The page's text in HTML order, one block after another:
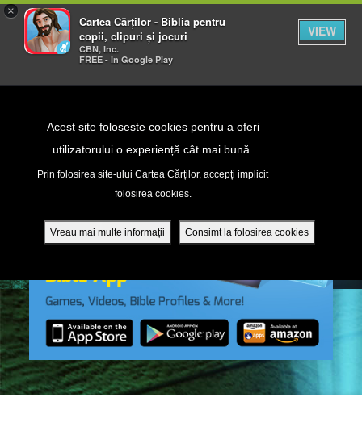
×
Cartea Cărților - Biblia pentru
copii, clipuri și jocuri
CBN, Inc.
FREE - In Google Play
VIEW
Acest site folosește cookies pentru a oferi
utilizatorului o experiență cât mai bună.
Prin folosirea site-ului Cartea Cărților, accepți implicit
folosirea cookies.
Vreau mai multe informații Consimt la folosirea cookies
DVD - Sezoane 1-4
mobilă
te